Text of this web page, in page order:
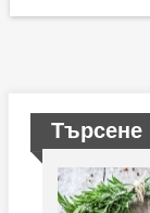
Търсене